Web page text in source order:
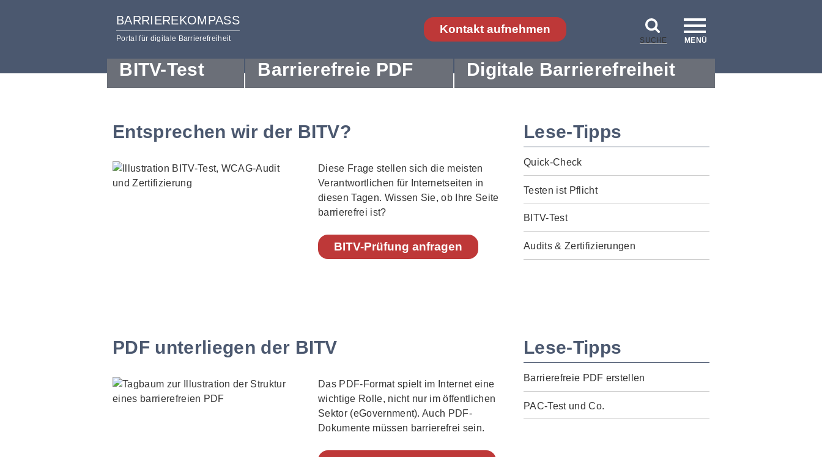
BARRIEREKOMPASS
Portal für digitale Barrierefreiheit
Kontakt aufnehmen
SUCHE MENÜ
BITV-Test Barrierefreie PDF Digitale Barrierefreiheit
Entsprechen wir der BITV?
Diese Frage stellen sich die meisten
Verantwortlichen für Internetseiten in
diesen Tagen. Wissen Sie, ob Ihre Seite
barrierefrei ist?
BITV-Prüfung anfragen
Lese-Tipps
Quick-Check
Testen ist Pflicht
BITV-Test
Audits & Zertifizierungen
PDF unterliegen der BITV
Das PDF-Format spielt im Internet eine
wichtige Rolle, nicht nur im öffentlichen
Sektor (eGovernment). Auch PDF-
Dokumente müssen barrierefrei sein.
Lese-Tipps
Barrierefreie PDF erstellen
PAC-Test und Co.